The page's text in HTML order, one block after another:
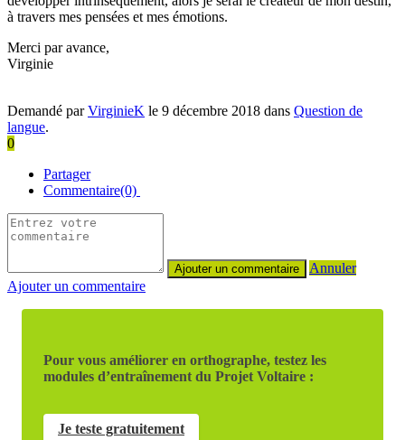
à travers mes pensées et mes émotions.
Merci par avance,
Virginie
Demandé parVirginieK le 9 décembre 2018 dans Question de
langue.
0
Partager
Commentaire(0)
Annuler
Ajouter un commentaire
Pour vous améliorer en orthographe, testez les
modules d’entraînement du Projet Voltaire :
Je teste gratuitement